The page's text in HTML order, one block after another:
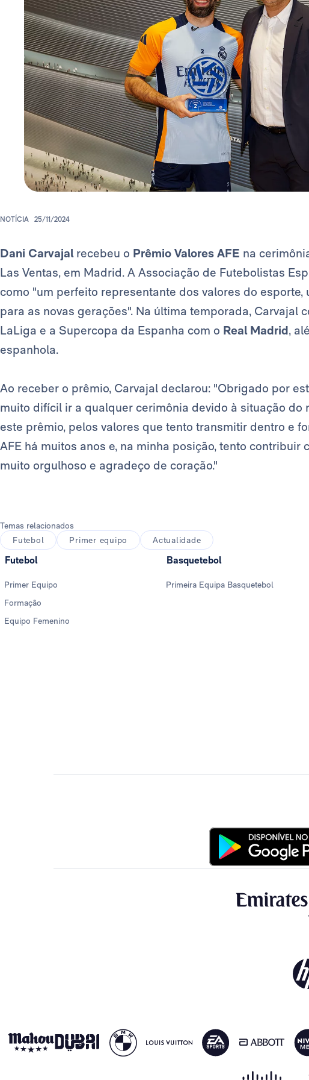
NOTÍCIA 25/11/2024
Dani Carvajalrecebeu o Prêmio Valores AFE na
Las Ventas, em Madrid. A Associação de Futebolistas
como "um perfeito representante dos valores do
para as novas gerações". Na última temporada, Carvajal
LaLiga e a Supercopa da Espanha com o Real Madrid,
espanhola.
Ao receber o prêmio, Carvajal declarou: "Obrigado por
muito difícil ir a qualquer cerimônia devido à situação do
este prêmio, pelos valores que tento transmitir dentro e
AFE há muitos anos e, na minha posição, tento contribuir
muito orgulhoso e agradeço de coração."
Temas relacionados
Futebol
Primer equipo Actualidade
Futebol
Primer Equipo
Formação
Equipo Femenino
Basquetebol
Primeira Equipa Basquetebol